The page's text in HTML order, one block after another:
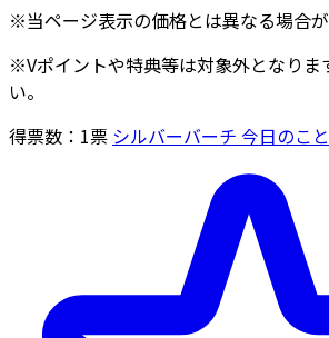
※当ページ表示の価格とは異なる場合が
※Vポイントや特典等は対象外となりま
い。
得票数： 1票 シルバーバーチ 今日のこ